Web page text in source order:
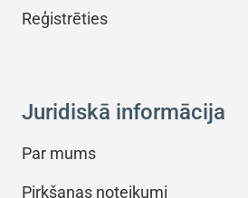
Reģistrēties
Juridiskā informācija
Par mums
Pirkšanas noteikumi